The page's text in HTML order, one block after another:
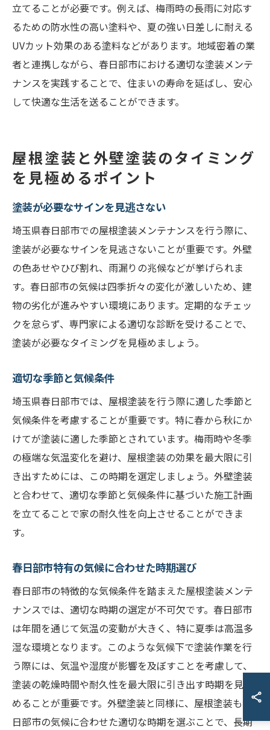
立てることが必要です。例えば、梅雨時の長雨に対応す
るための防水性の高い塗料や、夏の強い日差しに耐える
UVカット効果のある塗料などがあります。地域密着の業
者と連携しながら、春日部市における適切な塗装メンテ
ナンスを実践することで、住まいの寿命を延ばし、安心
して快適な生活を送ることができます。
屋根塗装と外壁塗装のタイミング
を見極めるポイント
塗装が必要なサインを見逃さない
埼玉県春日部市での屋根塗装メンテナンスを行う際に、
塗装が必要なサインを見逃さないことが重要です。外壁
の色あせやひび割れ、雨漏りの兆候などが挙げられま
す。春日部市の気候は四季折々の変化が激しいため、建
物の劣化が進みやすい環境にあります。定期的なチェッ
クを怠らず、専門家による適切な診断を受けることで、
塗装が必要なタイミングを見極めましょう。
適切な季節と気候条件
埼玉県春日部市では、屋根塗装を行う際に適した季節と
気候条件を考慮することが重要です。特に春から秋にか
けてが塗装に適した季節とされています。梅雨時や冬季
の極端な気温変化を避け、屋根塗装の効果を最大限に引
き出すためには、この時期を選定しましょう。外壁塗装
と合わせて、適切な季節と気候条件に基づいた施工計画
を立てることで家の耐久性を向上させることができま
す。
春日部市特有の気候に合わせた時期選び
春日部市の特徴的な気候条件を踏まえた屋根塗装メンテ
ナンスでは、適切な時期の選定が不可欠です。春日部市
は年間を通じて気温の変動が大きく、特に夏季は高温多
湿な環境となります。このような気候下で塗装作業を行
う際には、気温や湿度が影響を及ぼすことを考慮して、
塗装の乾燥時間や耐久性を最大限に引き出す時期を見極
めることが重要です。外壁塗装と同様に、屋根塗装も春
日部市の気候に合わせた適切な時期を選ぶことで、長期